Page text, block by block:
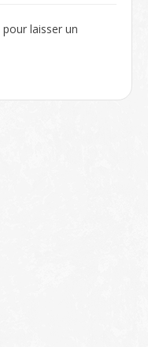
pour laisser un